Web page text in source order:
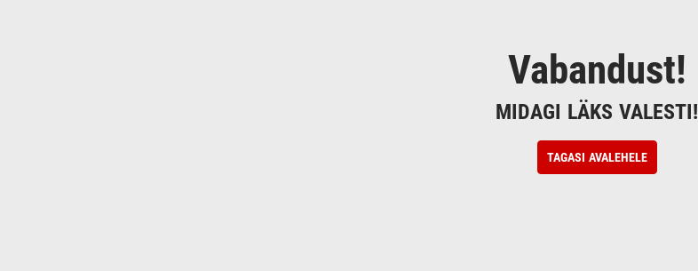
Vabandust!
MIDAGI LÄKS VALESTI!
TAGASI AVALEHELE